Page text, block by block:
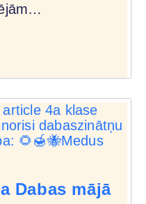
Dabas mājā